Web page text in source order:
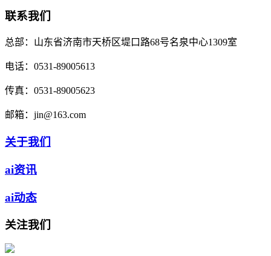
联系我们
总部： 山东省济南市天桥区堤口路68号名泉中心1309室
电话： 0531-89005613
传真： 0531-89005623
邮箱： jin@163.com
关于我们
ai资讯
ai动态
关注我们